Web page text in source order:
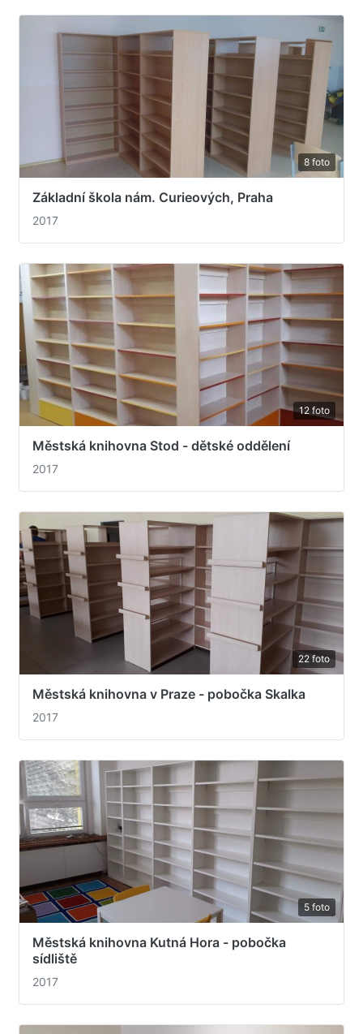
8 foto
Základní škola nám. Curieových, Praha
2017
12 foto
Městská knihovna Stod - dětské oddělení
2017
22 foto
Městská knihovna v Praze - pobočka Skalka
2017
5 foto
Městská knihovna Kutná Hora - pobočka
sídliště
2017